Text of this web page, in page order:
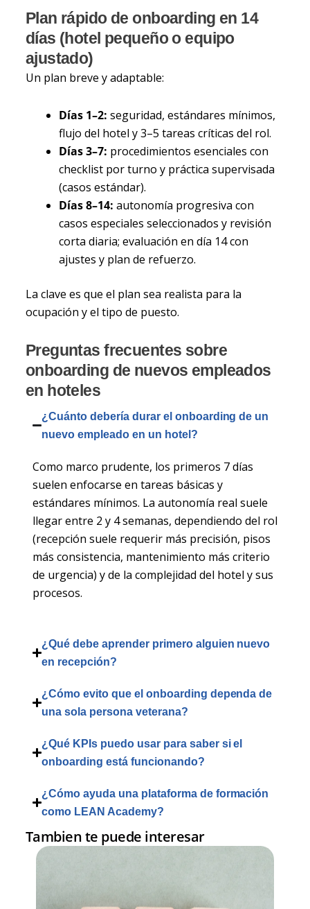
Plan rápido de onboarding en 14
días (hotel pequeño o equipo
ajustado)
Un plan breve y adaptable:
Días 1–2: seguridad, estándares mínimos,
flujo del hotel y 3–5 tareas críticas del rol.
Días 3–7: procedimientos esenciales con
checklist por turno y práctica supervisada
(casos estándar).
Días 8–14: autonomía progresiva con
casos especiales seleccionados y revisión
corta diaria; evaluación en día 14 con
ajustes y plan de refuerzo.
La clave es que el plan sea realista para la
ocupación y el tipo de puesto.
Preguntas frecuentes sobre
onboarding de nuevos empleados
en hoteles
¿Cuánto debería durar el onboarding de un
nuevo empleado en un hotel?
Como marco prudente, los primeros 7 días
suelen enfocarse en tareas básicas y
estándares mínimos. La autonomía real suele
llegar entre 2 y 4 semanas, dependiendo del rol
(recepción suele requerir más precisión, pisos
más consistencia, mantenimiento más criterio
de urgencia) y de la complejidad del hotel y sus
procesos.
¿Qué debe aprender primero alguien nuevo
en recepción?
¿Cómo evito que el onboarding dependa de
una sola persona veterana?
¿Qué KPIs puedo usar para saber si el
onboarding está funcionando?
¿Cómo ayuda una plataforma de formación
como LEAN Academy?
Tambien te puede interesar